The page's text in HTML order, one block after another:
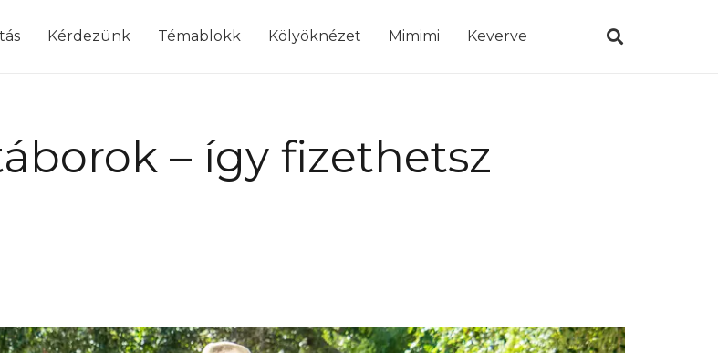
Kérdezünk Témablokk Kölyöknézet Mimimi Keverve
– így fizethetsz